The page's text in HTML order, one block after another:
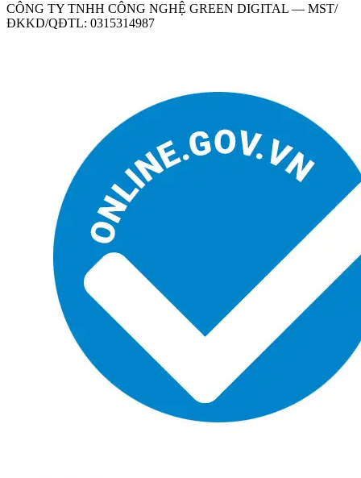
CÔNG TY TNHH CÔNG NGHỆ GREEN DIGITAL — MST/
ĐKKD/QĐTL: 0315314987